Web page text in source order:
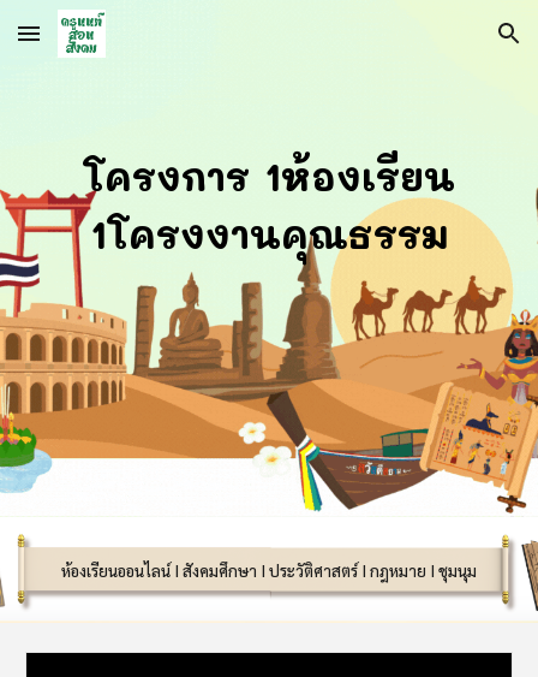
Skip to main content Skip to navigation
โครงการ 1ห้องเรียน
1โครงงานคุณธรรม
ห้องเรียนออนไลน์ I สังคมศึกษา I ประวัติศาสตร์ I กฎหมาย I ชุมนุม